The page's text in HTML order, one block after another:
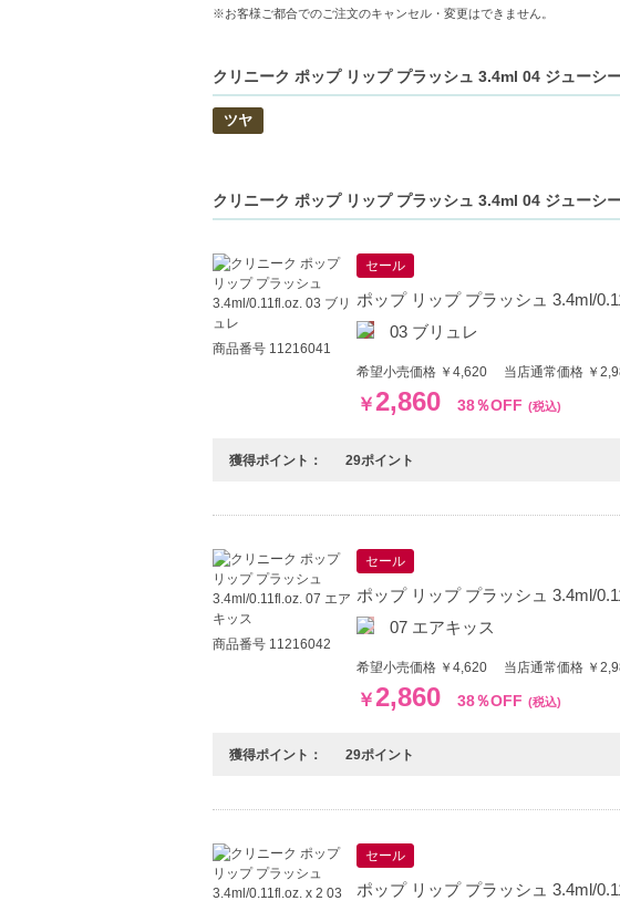
※お客様ご都合でのご注文のキャンセル・変更はできません。
クリニーク ポップ リップ プラッシュ 3.4ml 04 ジューシ
ツヤ
クリニーク ポップ リップ プラッシュ 3.4ml 04 ジューシ
商品番号 11216041
セール
ポップ リップ プラッシュ 3.4ml/
03 ブリュレ
希望小売価格 ￥4,620 当店通常価格 ￥
￥2,860 38％OFF (税込)
獲得ポイント： 29ポイント
商品番号 11216042
セール
ポップ リップ プラッシュ 3.4ml/
07 エアキッス
希望小売価格 ￥4,620 当店通常価格 ￥
￥2,860 38％OFF (税込)
獲得ポイント： 29ポイント
セール
ポップ リップ プラッシュ 3.4ml/